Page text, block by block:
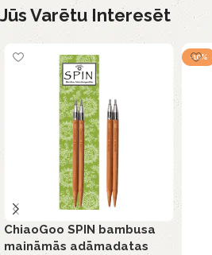
Jūs Varētu Interesēt
ChiaoGoo SPIN bambusa
maināmās adāmadatas
-10%